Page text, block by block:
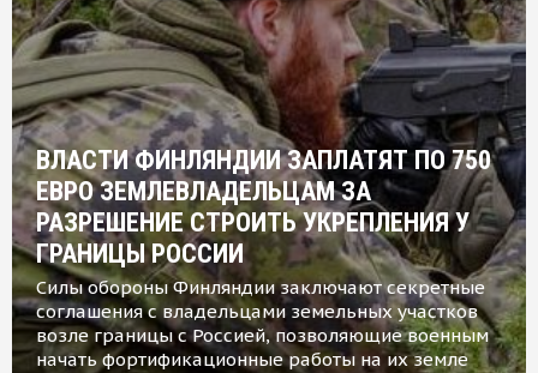
ВЛАСТИ ФИНЛЯНДИИ ЗАПЛАТЯТ ПО 750
ЕВРО ЗЕМЛЕВЛАДЕЛЬЦАМ ЗА
РАЗРЕШЕНИЕ СТРОИТЬ УКРЕПЛЕНИЯ У
ГРАНИЦЫ РОССИИ
Силы обороны Финляндии заключают секретные
соглашения с владельцами земельных участков
возле границы с Россией, позволяющие военным
начать фортификационные работы на их земле